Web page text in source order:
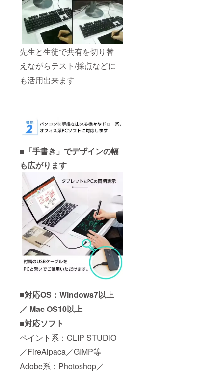
先生と生徒で共有を切り替
えながらテスト/採点などに
も活用出来ます
■「手書き」でデザインの幅
も広がります
■対応OS：Windows7以上
／ Mac OS10以上
■対応ソフト
ペイント系：CLIP STUDIO
／FireAlpaca／GIMP等
Adobe系：Photoshop／